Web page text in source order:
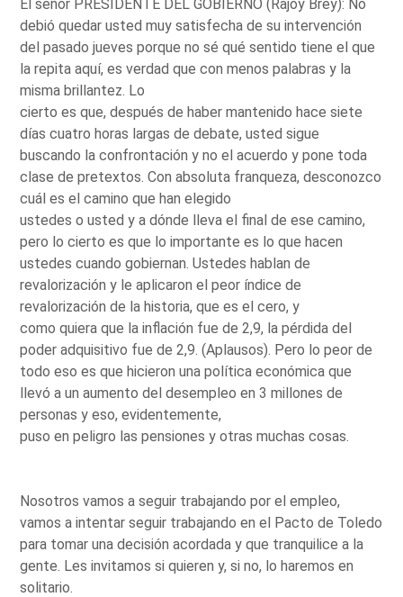
El señor PRESIDENTE DEL GOBIERNO (Rajoy Brey): No
debió quedar usted muy satisfecha de su intervención
del pasado jueves porque no sé qué sentido tiene el que
la repita aquí, es verdad que con menos palabras y la
misma brillantez. Lo
cierto es que, después de haber mantenido hace siete
días cuatro horas largas de debate, usted sigue
buscando la confrontación y no el acuerdo y pone toda
clase de pretextos. Con absoluta franqueza, desconozco
cuál es el camino que han elegido
ustedes o usted y a dónde lleva el final de ese camino,
pero lo cierto es que lo importante es lo que hacen
ustedes cuando gobiernan. Ustedes hablan de
revalorización y le aplicaron el peor índice de
revalorización de la historia, que es el cero, y
como quiera que la inflación fue de 2,9, la pérdida del
poder adquisitivo fue de 2,9. (Aplausos). Pero lo peor de
todo eso es que hicieron una política económica que
llevó a un aumento del desempleo en 3 millones de
personas y eso, evidentemente,
puso en peligro las pensiones y otras muchas cosas.
Nosotros vamos a seguir trabajando por el empleo,
vamos a intentar seguir trabajando en el Pacto de Toledo
para tomar una decisión acordada y que tranquilice a la
gente. Les invitamos si quieren y, si no, lo haremos en
solitario.